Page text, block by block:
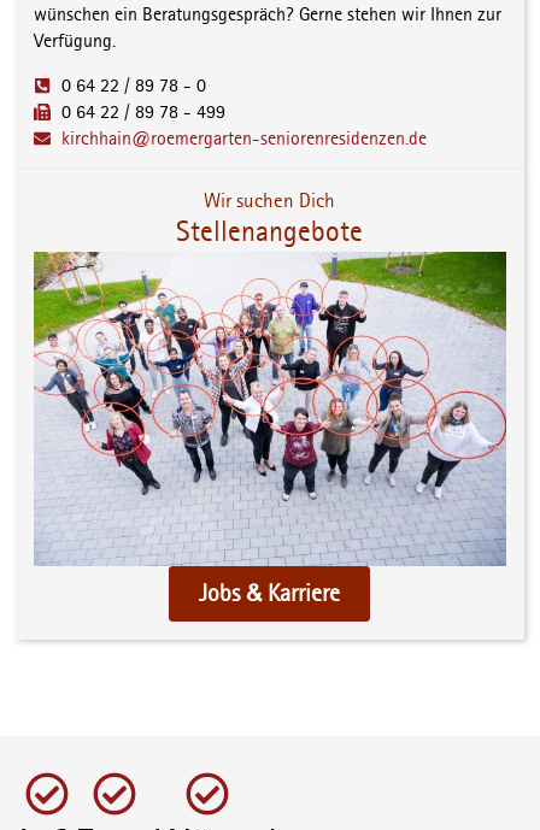
wünschen ein Beratungsgespräch? Gerne stehen wir Ihnen zur
Verfügung.
0 64 22 / 89 78 - 0
0 64 22 / 89 78 - 499
kirchhain@roemergarten-seniorenresidenzen.de
Wir suchen Dich
Stellenangebote
Jobs & Karriere